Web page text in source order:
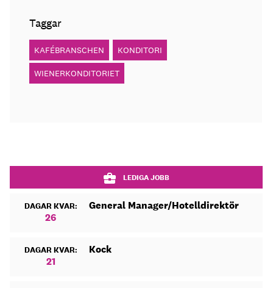
Taggar
KAFÉBRANSCHEN KONDITORI
WIENERKONDITORIET
LEDIGA JOBB
DAGAR KVAR:
26
General Manager/Hotelldirektör
DAGAR KVAR:
21
Kock